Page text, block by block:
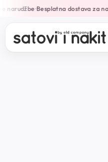
•Besplatna dostava za